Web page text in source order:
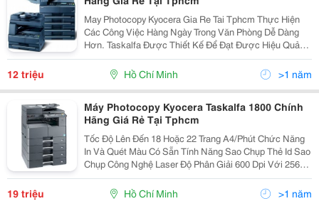
May Photocopy Kyocera Gia Re Tai Tphcm Thực Hiện
Các Công Việc Hàng Ngày Trong Văn Phòng Dễ Dàng
Hơn. Taskalfa Được Thiết Kế Để Đạt Được Hiệu Quả
Lớn Nhất Trong Công Việc. Thiết Kế Mới Của Taskalfa
180 Và Taskalfa 220 Sẽ Giúp Bạn Sử Dụng Dễ Dàng...
12 triệu Hồ Chí Minh >1 năm
Máy Photocopy Kyocera Taskalfa 1800 Chính
Hãng Giá Rẻ Tại Tphcm
Tốc Độ Lên Đến 18 Hoặc 22 Trang A4/Phút Chức Năng
In Và Quét Màu Có Sẵn Tính Năng Sao Chụp Thẻ Id Sao
Chụp Công Nghệ Laser Độ Phân Giải 600 Dpi Với 256
Thang Xám Cho Văn Bản Rõ Nét Và Hình Ảnh Trung
Thực Bộ Phận Chọn Thêm Đảo Mặt Bản In C
19 triệu Hồ Chí Minh >1 năm